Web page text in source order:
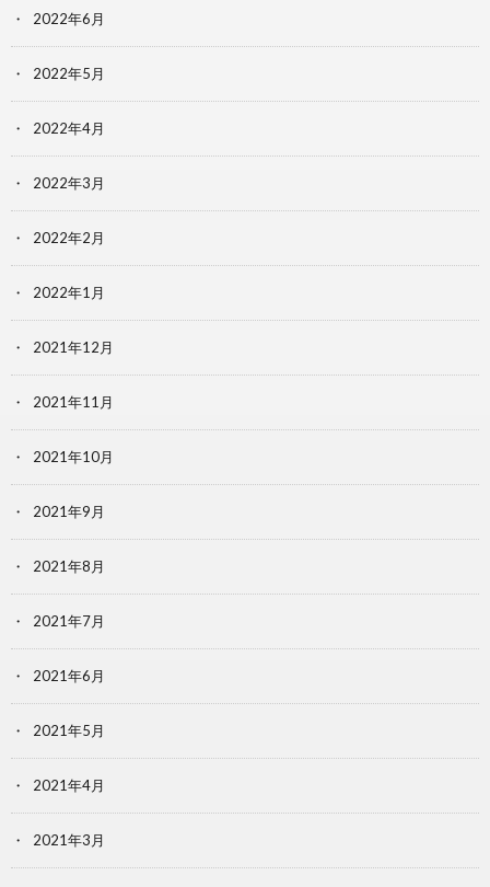
2022年6月
2022年5月
2022年4月
2022年3月
2022年2月
2022年1月
2021年12月
2021年11月
2021年10月
2021年9月
2021年8月
2021年7月
2021年6月
2021年5月
2021年4月
2021年3月